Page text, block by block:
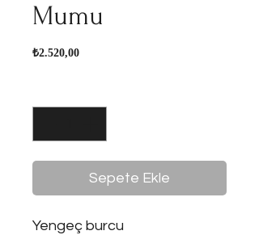
Mumu
₺2.520,00Fiyat
Sepete Ekle
Yengeç burcu